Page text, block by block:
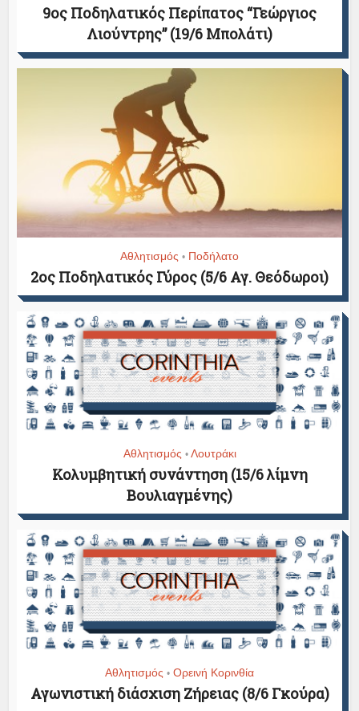
9ος Ποδηλατικός Περίπατος “Γεώργιος
Λιούντρης” (19/6 Μπολάτι)
Αθλητισμός • Ποδήλατο
2ος Ποδηλατικός Γύρος (5/6 Αγ. Θεόδωροι)
Αθλητισμός • Λουτράκι
Κολυμβητική συνάντηση (15/6 λίμνη
Βουλιαγμένης)
Αθλητισμός • Ορεινή Κορινθία
Αγωνιστική διάσχιση Ζήρειας (8/6 Γκούρα)